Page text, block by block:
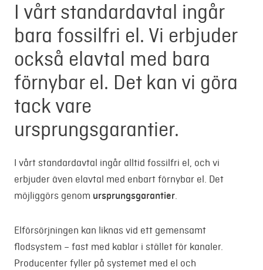
I vårt standardavtal ingår
bara fossilfri el. Vi erbjuder
också elavtal med bara
förnybar el. Det kan vi göra
tack vare
ursprungsgarantier.
I vårt standardavtal ingår alltid fossilfri el, och vi
erbjuder även elavtal med enbart förnybar el. Det
möjliggörs genom ursprungsgarantier.
Elförsörjningen kan liknas vid ett gemensamt
flodsystem – fast med kablar i stället för kanaler.
Producenter fyller på systemet med el och